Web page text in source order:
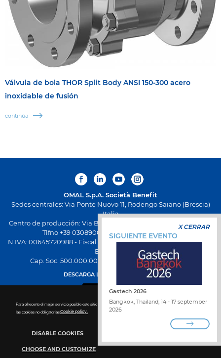
Para ofrecerte el mejor servicio posible este sitio utiliza las cookies. Para más detalles sobre la desactivación de
las cookies no obligatoriasCookie policy.
DISABLE COOKIES
CHOOSE AND CUSTOMIZE
Válvula de bola THOR Split Body ANSI 150-300 acero
inoxidable de fusión
continúa
OMAL S.p.A. Società Benefit
Sedes centrales: Via Ponte Nuovo 11, Rodengo Saiano (Brescia)
Italia
Centro de producción: Via Brognolo 12, Passirano (Brescia) Italia
Tlfno +39 0308900145 Fax +39 0308900423
N.IVA: 00645720988 - Fiscal Code: 01661640175 - Inscripción REA
BS-258271
Cap. Soc. 500.000,00 € totalmente desembolsado
DESCARGA LA NUEVA APP OMAL
WHISTLEBLOWING
ENCUENTRA DISTRIBUIDOR
X CERRAR
SIGUIENTE EVENTO
Gastech 2026
Bangkok, Thailand, 14 - 17 september
2026